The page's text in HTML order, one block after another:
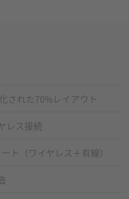
された70%レイアウト
レス接続
ト（ワイヤレス＋有線）